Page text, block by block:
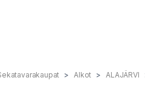
Alkot ALAJÄRVI